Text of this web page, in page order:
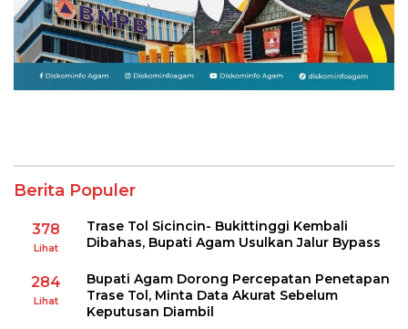
Berita Populer
378
Lihat
Trase Tol Sicincin- Bukittinggi Kembali
Dibahas, Bupati Agam Usulkan Jalur Bypass
284
Lihat
Bupati Agam Dorong Percepatan Penetapan
Trase Tol, Minta Data Akurat Sebelum
Keputusan Diambil